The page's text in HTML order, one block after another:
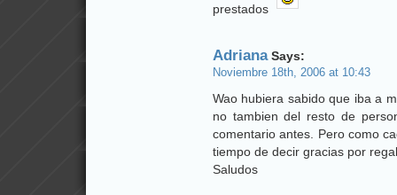
prestados
AdrianaSays:
Noviembre 18th, 2006 at 10:43
Wao hubiera sabido que iba a
no tambien del resto de
comentario antes. Pero como
tiempo de decir gracias por
Saludos